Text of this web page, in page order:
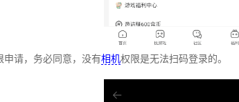
申请，务必同意，没有相机权限是无法扫码登录的。